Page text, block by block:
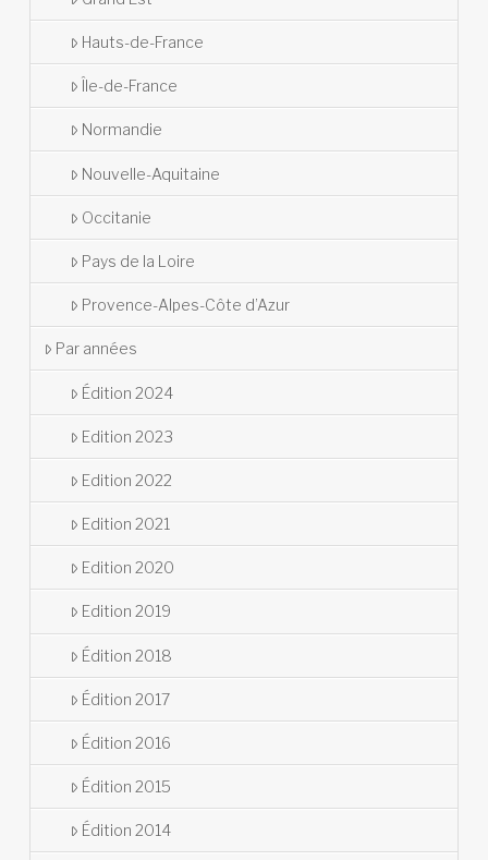
Hauts-de-France
Île-de-France
Normandie
Nouvelle-Aquitaine
Occitanie
Pays de la Loire
Provence-Alpes-Côte d’Azur
Par années
Édition 2024
Edition 2023
Edition 2022
Edition 2021
Edition 2020
Edition 2019
Édition 2018
Édition 2017
Édition 2016
Édition 2015
Édition 2014